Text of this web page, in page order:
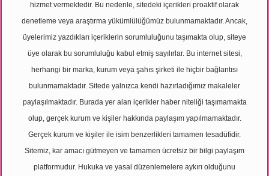
hizmet vermektedir. Bu nedenle, sitedeki içerikleri proaktif olarak
denetleme veya araştırma yükümlülüğümüz bulunmamaktadır. Ancak,
üyelerimiz yazdıkları içeriklerin sorumluluğunu taşımakta olup, siteye
üye olarak bu sorumluluğu kabul etmiş sayılırlar. Bu internet sitesi,
herhangi bir marka, kurum veya şahıs şirketi ile hiçbir bağlantısı
bulunmamaktadır. Sitede yalnızca kendi hazırladığımız makaleler
paylaşılmaktadır. Burada yer alan içerikler haber niteliği taşımamakta
olup, gerçek kurum ve kişiler hakkında paylaşım yapılmamaktadır.
Gerçek kurum ve kişiler ile isim benzerlikleri tamamen tesadüfidir.
Sitemiz, kar amacı gütmeyen ve tamamen ücretsiz bir bilgi paylaşım
platformudur. Hukuka ve yasal düzenlemelere aykırı olduğunu